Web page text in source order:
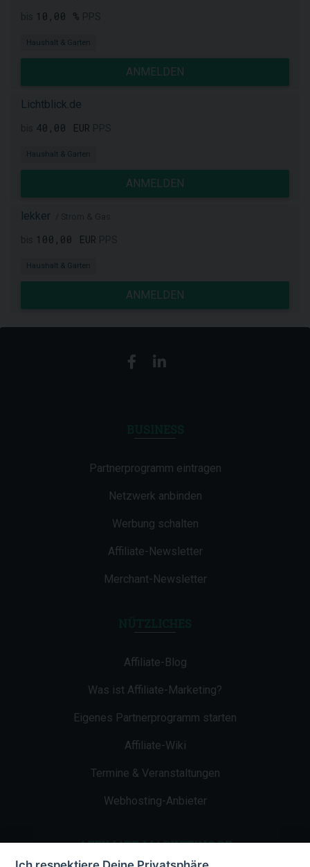
10,00 %
Haushalt & Garten
ANMELDEN
Lichtblick.de
40,00 EUR
Haushalt & Garten
ANMELDEN
lekker
100,00 EUR
Haushalt & Garten
ANMELDEN
Partnerprogramm eintragen
Netzwerk anbinden
Werbung schalten
Affiliate-Newsletter
Merchant-Newsletter
Affiliate-Blog
Was ist Affiliate-Marketing?
Eigenes Partnerprogramm starten
Affiliate-Wiki
Termine & Veranstaltungen
Webhosting-Anbieter
AFFILIATE-MARKETING.DE